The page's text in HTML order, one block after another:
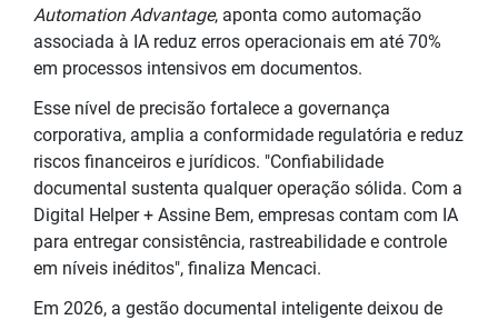
Automation Advantage, aponta como automação
associada à IA reduz erros operacionais em até 70%
em processos intensivos em documentos.
Esse nível de precisão fortalece a governança
corporativa, amplia a conformidade regulatória e reduz
riscos financeiros e jurídicos. "Confiabilidade
documental sustenta qualquer operação sólida. Com a
Digital Helper + Assine Bem, empresas contam com IA
para entregar consistência, rastreabilidade e controle
em níveis inéditos", finaliza Mencaci.
Em 2026, a gestão documental inteligente deixou de